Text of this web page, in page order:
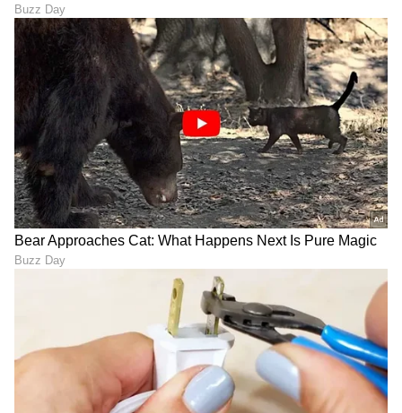
ಆಗ್ತೀರಾ!
ಇದು!
ಕೇವಲ 1 ಗ್ರಾಂನಲ್ಲಿ ಸಿಗುವ
ಸಿಂಪಲ್ ಉಂಗುರಗಳು, ಡೈಲಿ
ವೇರ್‌ಗೆ ಫೆಂಟಾಸ್ಟಿಕ್ ಲುಕ್
Metabolic Health: ಈ ಕಾಯಿಲೆ
ಬರೋ ಮುನ್ನ ಎಚ್ಚೆತ್ತುಕೊಳ್ಳಿ!
ನಿಮ್ಮ ಮೆಟಬಾಲಿಕ್ ಆರೋಗ್ಯ
ಕಾಪಾಡೋ 5 ಸೂಪರ್ ಹ್ಯಾಬಿಟ್ಸ್
ಇಲ್ಲಿವೆ
LATEST VIDEOS
"ರಾಜಕೀಯ ಬೇಡ, ಸಿನಿಮಾನೇ ಪ್ರಾಣ":
ಕನಕೋತ್ಸವದಲ್ಲಿ ರಿಷಬ್ ಶೆಟ್ಟಿ | Rishab
Shetty speech | Suvarna News
ಶೇ.50 ರಿಂದ ಶೇ.18 ಕ್ಕೆ TAX ಇಳಿಕೆ: ಮೋದಿ-